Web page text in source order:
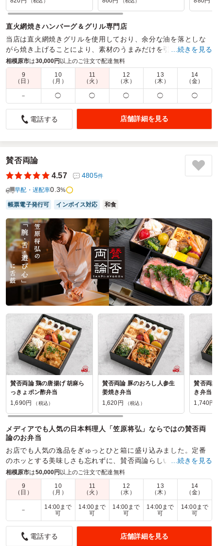
直火網焼きハンバーグ＆グリル専門店
当店は直火網焼きグリルを使用しており、余分な油を落としな
がら焼き上げることにより、素材のうまみだけを引き出すこと
ができます。洋食レストランの味をそのままお弁当に。
商品数： 締切日時： 1日前10:00 価格帯：
760円～2,480円
配達時間：
8:00～19:00
何度も利用したくなる激安弁当
5.0
に到着。電話からスムーズに受け渡しができました。
弁当の味は問題なく、今回もボリュームバッチリ！私どもは
キッチンひまわりさんを3回目の利用でしたが、何度も利用
したくなります。
ご利用シーン：スポーツ›大会
参加者の年齢：20代～30代男女比：男性多め
神奈川県相模原市南区下溝2025/05/22
キッチンひまわりの口コミをもっと見る
…続きを見る
相模原市は30,000円 以上のご注文で配達無料
9
（日）
10
（月）
11
（火）
12
（水）
13
（木）
14
（金）
－ ◯ ◯ ◯ ◯ ◯
電話する 店舗詳細を見る
賛否両論
4.57
4805件
早配・遅配率0.3%
帳票電子発行可 インボイス対応 和食
賛否両論 鶏の唐揚げ 胡麻ら
っきょポン酢弁当
1,690円
（税込）
賛否両論 豚のおろし人参生
姜焼き弁当
1,620円
（税込）
賛否両
き弁当
1,740円
メディアでも人気の日本料理人「笠原将弘」ならではの賛否両
論のお弁当
お店でも人気の逸品をぎゅっとひと箱に盛り込みました。定番
のホッとする美味しさも忘れずに、賛否両論らしい遊び心を散
りばめた、懐かしいけど新しい 笠原流の特製弁当です。
商品数： 締切日時： 1日前09:00 価格帯：
1,620円～9,800円
配達時間：
10:00～14:00
さすが！美味しい！
5.0 株式会社東横イン 京王線橋本駅北口
…続きを見る
相模原市は50,000円以上のご注文で配達無料
9
（日）
10
（月）
11
（火）
12
（水）
13
（木）
14
（金）
－
14:00まで
可
14:00まで
可
14:00まで
可
14:00まで
可
14:00まで
可
電話する 店舗詳細を見る